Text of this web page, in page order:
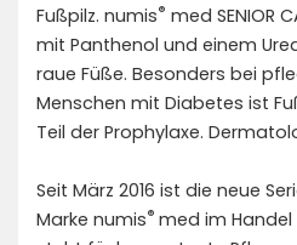
Fußpilz. numis® med SENIOR
mit Panthenol und einem
raue Füße. Besonders bei
Menschen mit Diabetes ist
Teil der Prophylaxe.
Seit März 2016 ist die neue
Marke numis® med im